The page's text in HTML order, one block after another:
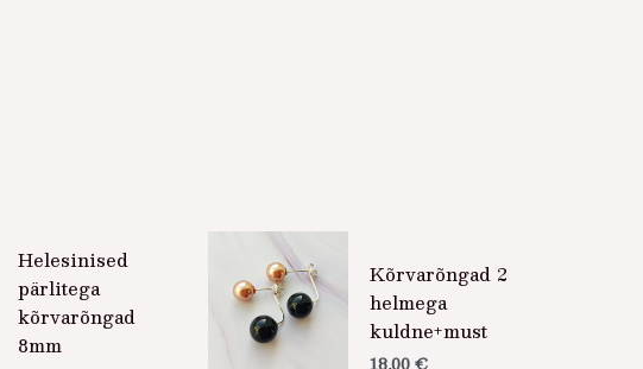
Helesinised
pärlitega
kõrvarõngad
8mm
Kõrvarõngad 2
helmega
kuldne+must